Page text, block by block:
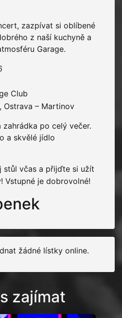
zazpívat si oblíbené
z naší kuchyně a
Garage.
Club
– Martinov
zahrádka po celý večer.
a skvělé jídlo
stůl včas a přijďte si užít
Vstupné je dobrovolné!
žádné lístky online.
zajímat